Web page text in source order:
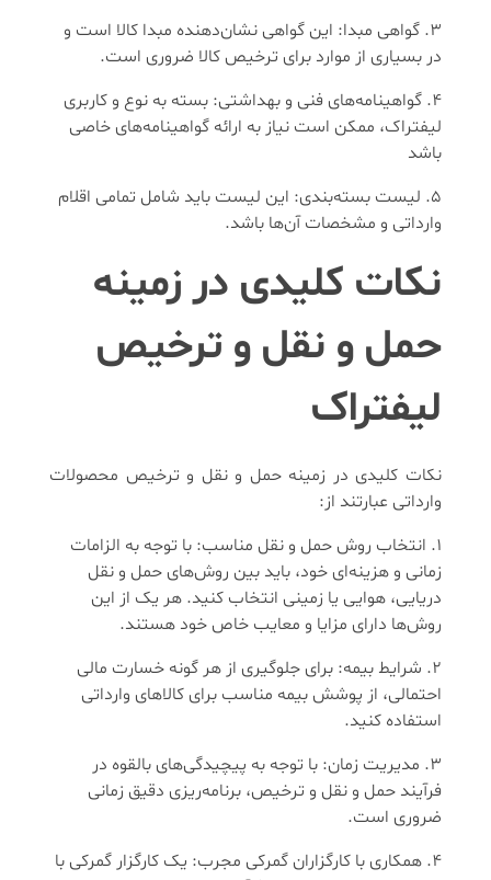
گواهی مبدا: این گواهی نشان‌دهنده مبدا کالا است و
در بسیاری از موارد برای ترخیص کالا ضروری است.
گواهینامه‌های فنی و بهداشتی: بسته به نوع و کاربری
لیفتراک، ممکن است نیاز به ارائه گواهینامه‌های خاصی
باشد
لیست بسته‌بندی: این لیست باید شامل تمامی اقلام
وارداتی و مشخصات آن‌ها باشد.
نکات کلیدی در زمینه
حمل و نقل و ترخیص
لیفتراک
نکات کلیدی در زمینه حمل و نقل و ترخیص محصولات
وارداتی عبارتند از:
انتخاب روش حمل و نقل مناسب: با توجه به الزامات
زمانی و هزینه‌ای خود، باید بین روش‌های حمل و نقل
دریایی، هوایی یا زمینی انتخاب کنید. هر یک از این
روش‌ها دارای مزایا و معایب خاص خود هستند.
شرایط بیمه: برای جلوگیری از هر گونه خسارت مالی
احتمالی، از پوشش بیمه مناسب برای کالاهای وارداتی
استفاده کنید.
مدیریت زمان: با توجه به پیچیدگی‌های بالقوه در
فرآیند حمل و نقل و ترخیص، برنامه‌ریزی دقیق زمانی
ضروری است.
همکاری با کارگزاران گمرکی مجرب: یک کارگزار گمرکی با